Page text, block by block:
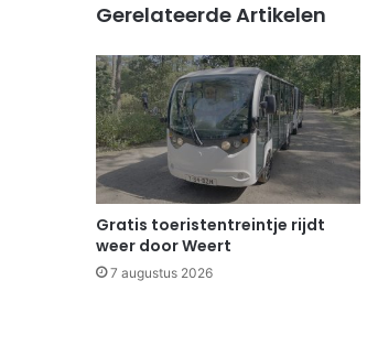
Gerelateerde Artikelen
Gratis toeristentreintje rijdt
weer door Weert
7 augustus 2026